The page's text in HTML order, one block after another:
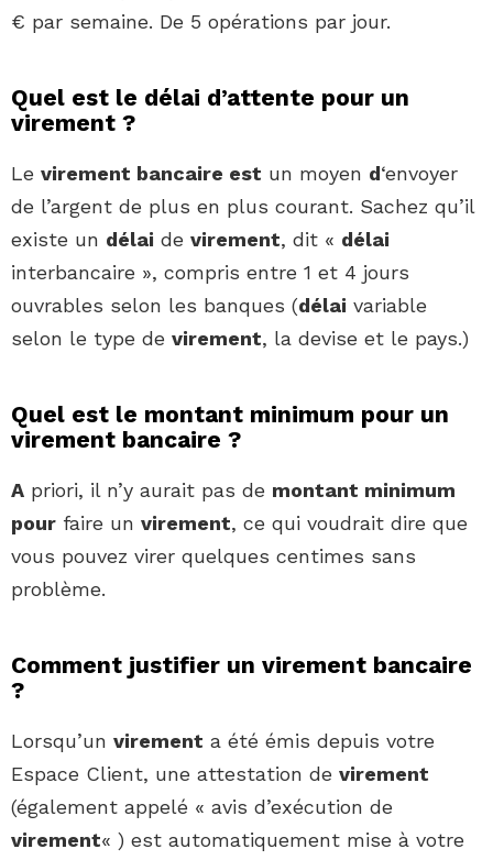
€ par semaine. De 5 opérations par jour.
Quel est le délai d’attente pour un
virement ?
Le virement bancaire est un moyen d‘envoyer
de l’argent de plus en plus courant. Sachez qu’il
existe un délai de virement, dit « délai
interbancaire », compris entre 1 et 4 jours
ouvrables selon les banques (délai variable
selon le type de virement, la devise et le pays.)
Quel est le montant minimum pour un
virement bancaire ?
A priori, il n’y aurait pas de montant minimum
pour faire un virement, ce qui voudrait dire que
vous pouvez virer quelques centimes sans
problème.
Comment justifier un virement bancaire
?
Lorsqu’un virement a été émis depuis votre
Espace Client, une attestation de virement
(également appelé « avis d’exécution de
virement« ) est automatiquement mise à votre